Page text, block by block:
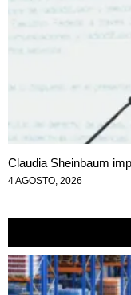
Claudia Sheinbaum
4 AGOSTO, 2026